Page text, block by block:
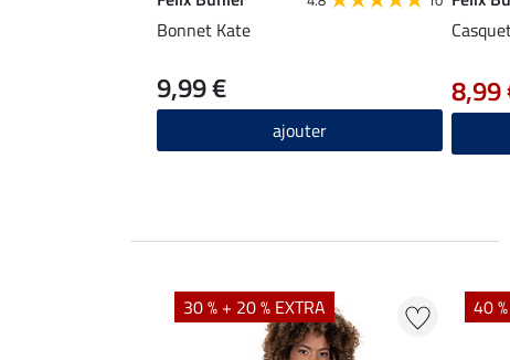
Bonnet Kate
9,99 €
ajouter
8,99
30 % + 20 % EXTRA 40